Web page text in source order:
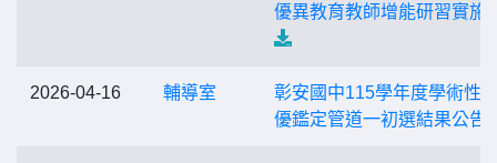
優異教育教師增能研習實施
2026-04-16 輔導室
彰安國中115學年度學術性
優鑑定管道一初選結果公告